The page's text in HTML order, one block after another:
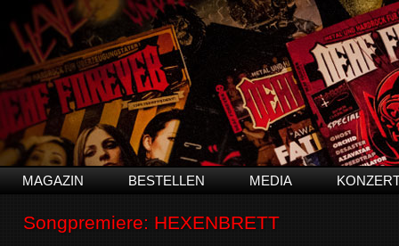
MAGAZIN BESTELLEN MEDIA
Songpremiere: HEXENBRETT